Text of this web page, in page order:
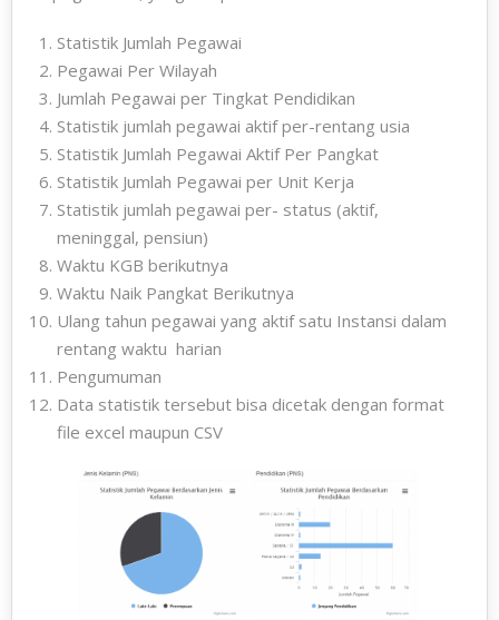
Statistik Jumlah Pegawai
Pegawai Per Wilayah
Jumlah Pegawai per Tingkat Pendidikan
Statistik jumlah pegawai aktif per-rentang usia
Statistik Jumlah Pegawai Aktif Per Pangkat
Statistik Jumlah Pegawai per Unit Kerja
Statistik jumlah pegawai per- status (aktif,
meninggal, pensiun)
Waktu KGB berikutnya
Waktu Naik Pangkat Berikutnya
Ulang tahun pegawai yang aktif satu Instansi dalam
rentang waktu harian
Pengumuman
Data statistik tersebut bisa dicetak dengan format
file excel maupun CSV